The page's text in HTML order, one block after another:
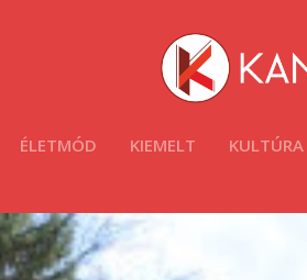
ÉLETMÓD KIEMELT KULTÚRA